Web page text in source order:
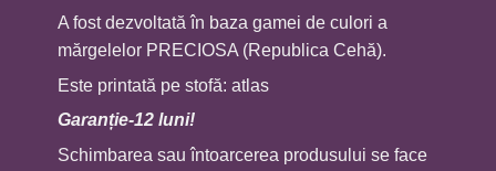
A fost dezvoltată în baza gamei de culori a
mărgelelor PRECIOSA (Republica Cehă).
Este printată pe stofă: atlas
Garanție-12 luni!
Schimbarea sau întoarcerea produsului se face